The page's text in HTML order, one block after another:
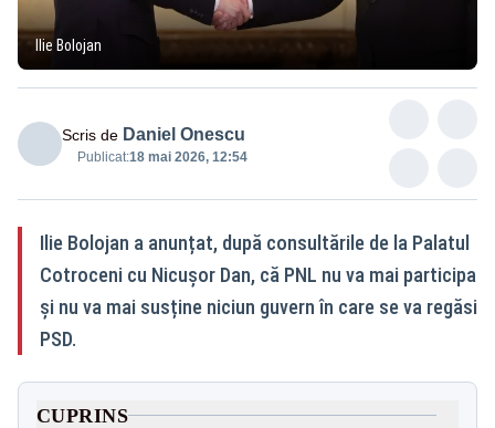
Ilie Bolojan
Scris de Daniel Onescu
Publicat:18 mai 2026, 12:54
Ilie Bolojan a anunțat, după consultările de la Palatul
Cotroceni cu Nicușor Dan, că PNL nu va mai participa
și nu va mai susține niciun guvern în care se va regăsi
PSD.
CUPRINS